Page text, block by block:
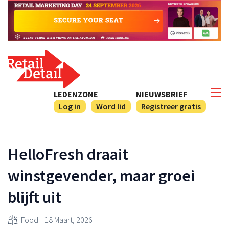
NIEUWSBRIEF
Registreer gratis
LEDENZONE
Log in
Word lid
HelloFresh draait
winstgevender, maar groei
blijft uit
Food 18 Maart, 2026